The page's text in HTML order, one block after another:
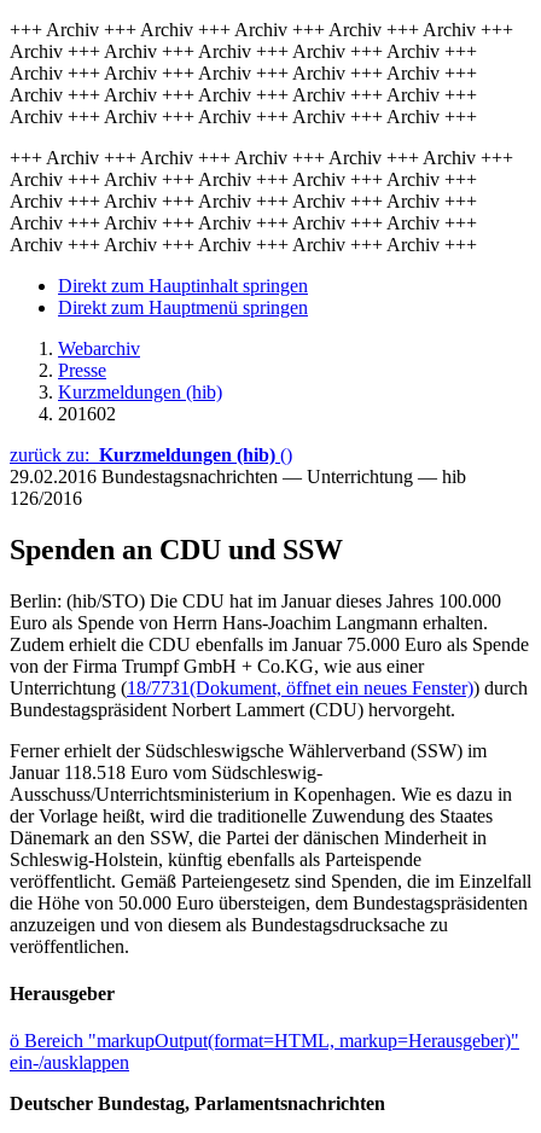
+++ Archiv +++ Archiv +++ Archiv +++ Archiv +++ Archiv +++
Archiv +++ Archiv +++ Archiv +++ Archiv +++ Archiv +++
Archiv +++ Archiv +++ Archiv +++ Archiv +++ Archiv +++
Archiv +++ Archiv +++ Archiv +++ Archiv +++ Archiv +++
Archiv +++ Archiv +++ Archiv +++ Archiv +++ Archiv +++
+++ Archiv +++ Archiv +++ Archiv +++ Archiv +++ Archiv +++
Archiv +++ Archiv +++ Archiv +++ Archiv +++ Archiv +++
Archiv +++ Archiv +++ Archiv +++ Archiv +++ Archiv +++
Archiv +++ Archiv +++ Archiv +++ Archiv +++ Archiv +++
Archiv +++ Archiv +++ Archiv +++ Archiv +++ Archiv +++
Direkt zum Hauptinhalt springen
Direkt zum Hauptmenü springen
Webarchiv
Presse
Kurzmeldungen (hib)
201602
zurück zu: Kurzmeldungen (hib) ()
29.02.2016 Bundestagsnachrichten — Unterrichtung — hib
126/2016
Spenden an CDU und SSW
Berlin: (hib/STO) Die CDU hat im Januar dieses Jahres 100.000
Euro als Spende von Herrn Hans-Joachim Langmann erhalten.
Zudem erhielt die CDU ebenfalls im Januar 75.000 Euro als Spende
von der Firma Trumpf GmbH + Co.KG, wie aus einer
Unterrichtung (18/7731(Dokument, öffnet ein neues Fenster)) durch
Bundestagspräsident Norbert Lammert (CDU) hervorgeht.
Ferner erhielt der Südschleswigsche Wählerverband (SSW) im
Januar 118.518 Euro vom Südschleswig-
Ausschuss/Unterrichtsministerium in Kopenhagen. Wie es dazu in
der Vorlage heißt, wird die traditionelle Zuwendung des Staates
Dänemark an den SSW, die Partei der dänischen Minderheit in
Schleswig-Holstein, künftig ebenfalls als Parteispende
veröffentlicht. Gemäß Parteiengesetz sind Spenden, die im Einzelfall
die Höhe von 50.000 Euro übersteigen, dem Bundestagspräsidenten
anzuzeigen und von diesem als Bundestagsdrucksache zu
veröffentlichen.
Herausgeber
ö Bereich "markupOutput(format=HTML, markup=Herausgeber)"
ein-/ausklappen
Deutscher Bundestag, Parlamentsnachrichten